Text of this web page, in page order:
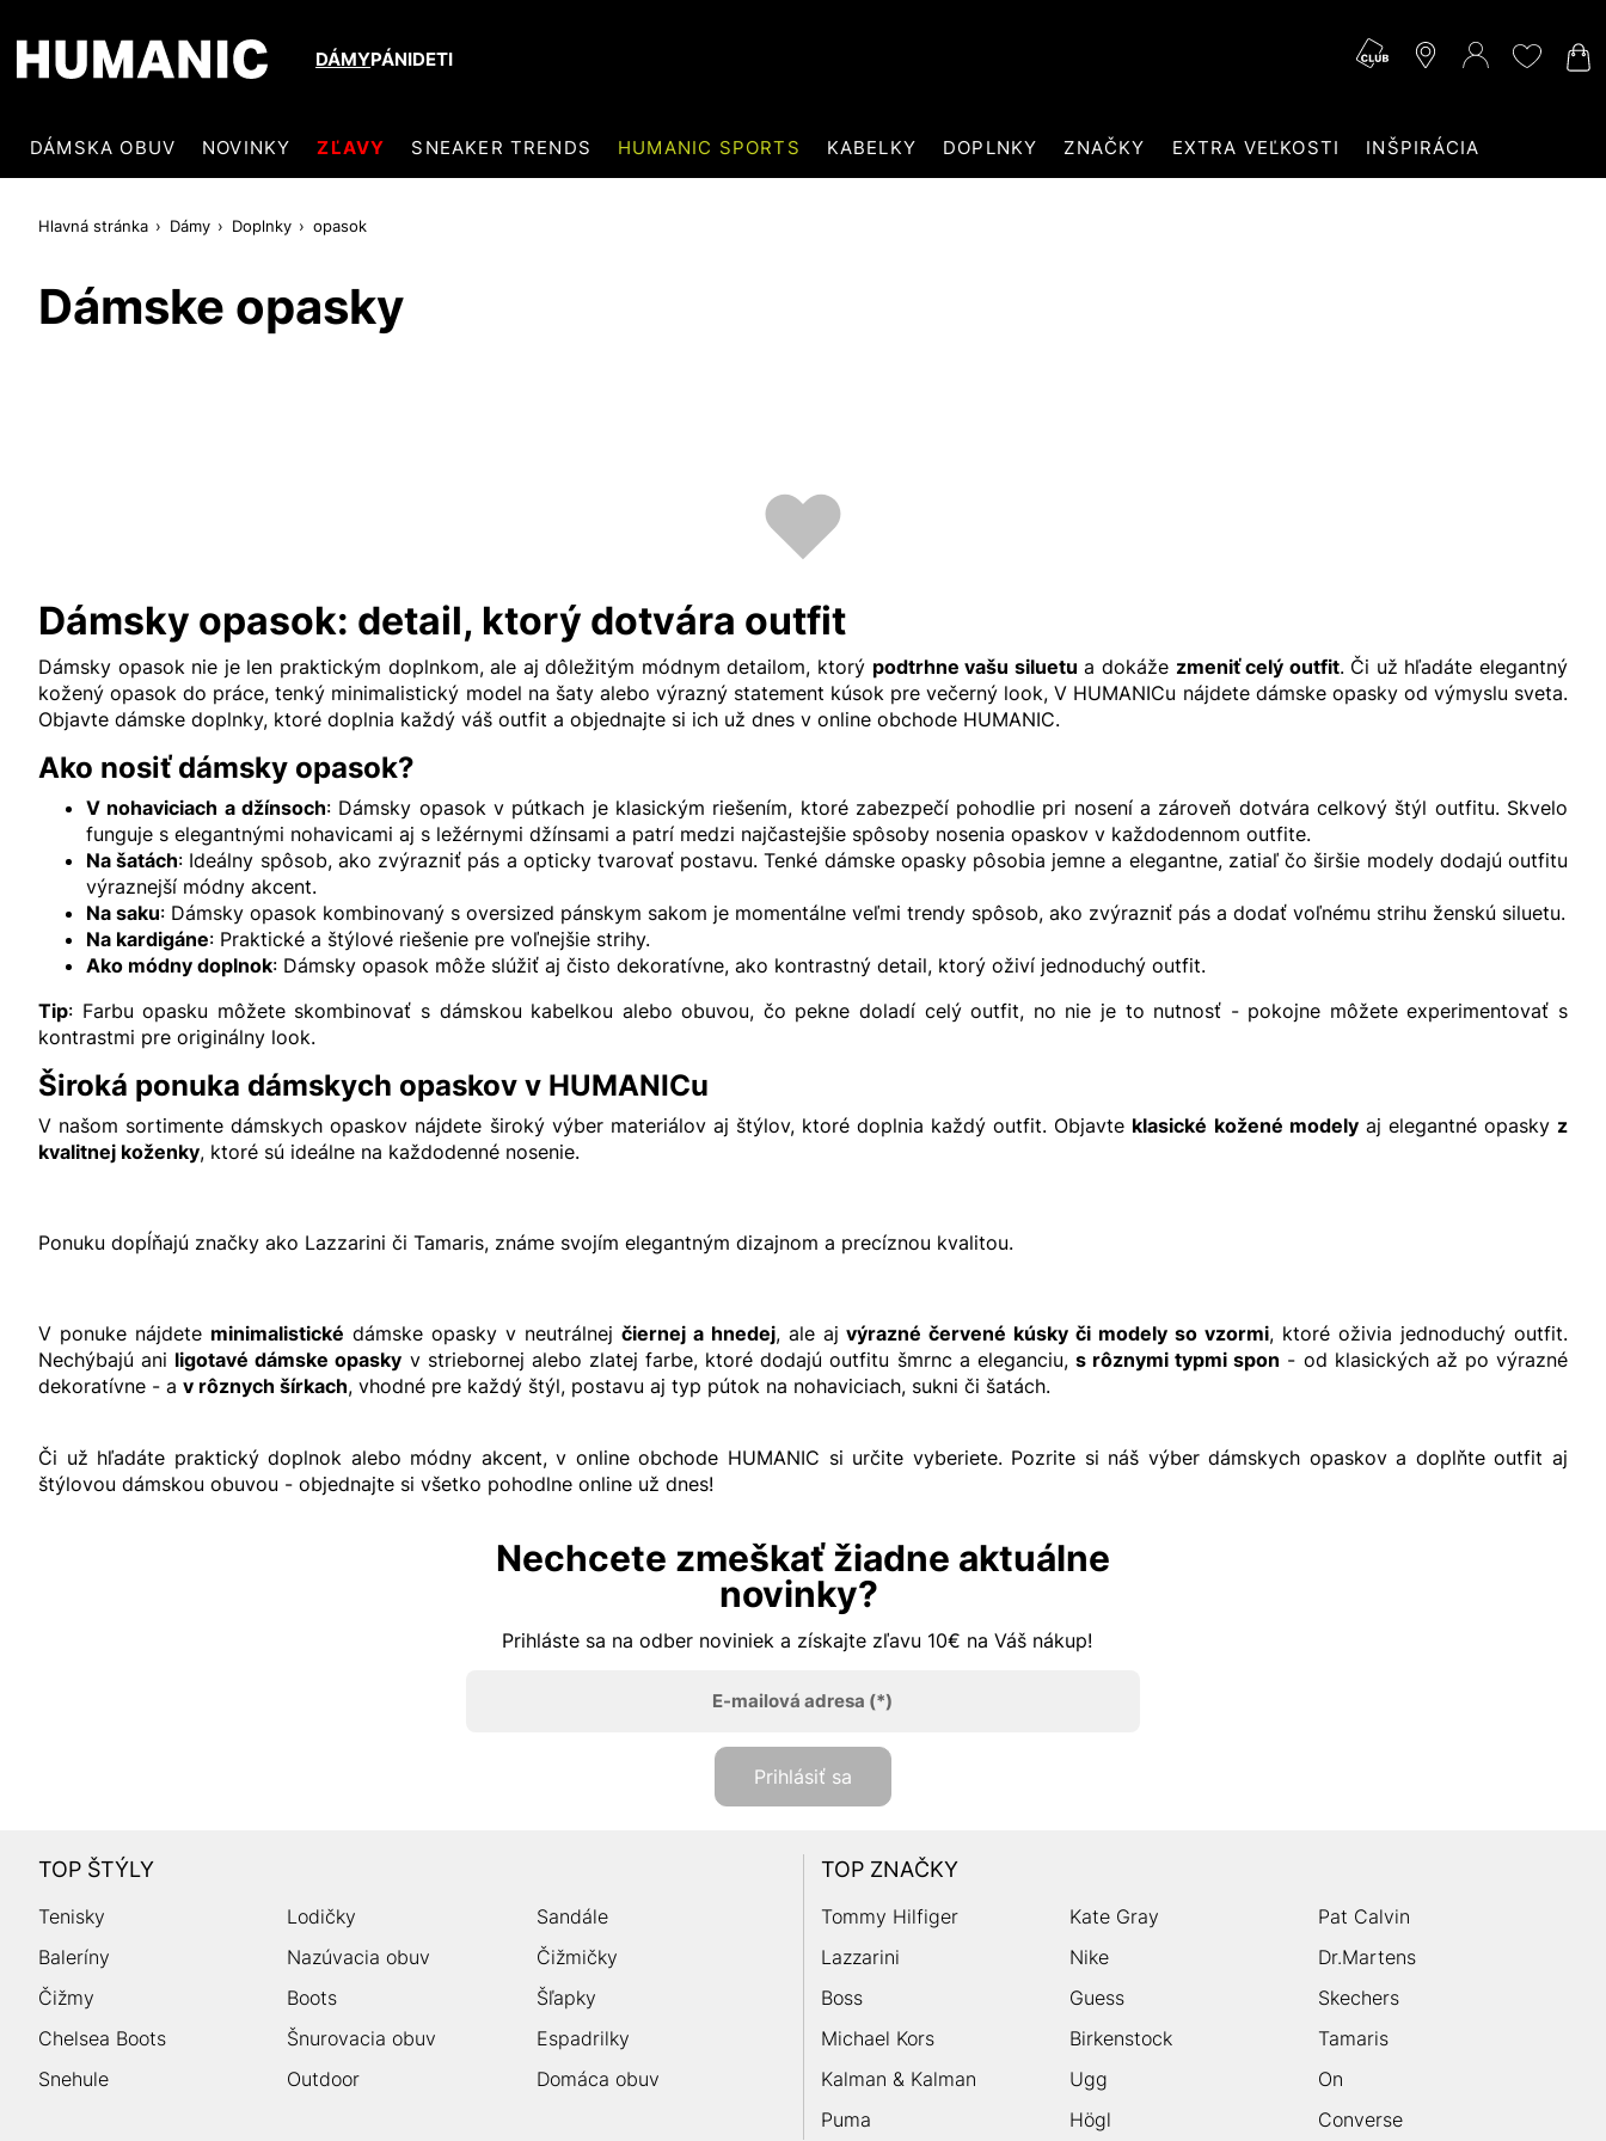
DÁMYPÁNIDETI
DÁMSKA OBUV NOVINKY ZĽAVY SNEAKER TRENDS HUMANIC SPORTS KABELKY DOPLNKY ZNAČKY EXTRA VEĽKOSTI INŠPIRÁCIA
Hlavná stránka Dámy Doplnky opasok
Dámske opasky
Dámsky opasok: detail, ktorý dotvára outfit
Dámsky opasok nie je len praktickým doplnkom, ale aj dôležitým módnym detailom, ktorý podtrhne vašu siluetu a dokáže zmeniť celý outfit. Či už hľadáte elegantný
kožený opasok do práce, tenký minimalistický model na šaty alebo výrazný statement kúsok pre večerný look, V HUMANICu nájdete dámske opasky od výmyslu sveta.
Objavte dámske doplnky, ktoré doplnia každý váš outfit a objednajte si ich už dnes v online obchode HUMANIC.
Ako nosiť dámsky opasok?
V nohaviciach a džínsoch: Dámsky opasok v pútkach je klasickým riešením, ktoré zabezpečí pohodlie pri nosení a zároveň dotvára celkový štýl outfitu. Skvelo
funguje s elegantnými nohavicami aj s ležérnymi džínsami a patrí medzi najčastejšie spôsoby nosenia opaskov v každodennom outfite.
Na šatách: Ideálny spôsob, ako zvýrazniť pás a opticky tvarovať postavu. Tenké dámske opasky pôsobia jemne a elegantne, zatiaľ čo širšie modely dodajú outfitu
výraznejší módny akcent.
Na saku: Dámsky opasok kombinovaný s oversized pánskym sakom je momentálne veľmi trendy spôsob, ako zvýrazniť pás a dodať voľnému strihu ženskú siluetu.
Na kardigáne: Praktické a štýlové riešenie pre voľnejšie strihy.
Ako módny doplnok: Dámsky opasok môže slúžiť aj čisto dekoratívne, ako kontrastný detail, ktorý oživí jednoduchý outfit.
Tip: Farbu opasku môžete skombinovať s dámskou kabelkou alebo obuvou, čo pekne doladí celý outfit, no nie je to nutnosť - pokojne môžete experimentovať s
kontrastmi pre originálny look.
Široká ponuka dámskych opaskov v HUMANICu
V našom sortimente dámskych opaskov nájdete široký výber materiálov aj štýlov, ktoré doplnia každý outfit. Objavte klasické kožené modelyaj elegantné opasky z
kvalitnej koženky, ktoré sú ideálne na každodenné nosenie.
Ponuku dopĺňajú značky ako Lazzarini či Tamaris, známe svojím elegantným dizajnom a precíznou kvalitou.
V ponuke nájdete minimalistické dámske opasky v neutrálnej čiernej a hnedej, ale ajvýrazné červené kúsky či modely so vzormi, ktoré oživia jednoduchý outfit.
Nechýbajú ani ligotavé dámske opasky v striebornej alebo zlatej farbe, ktoré dodajú outfitu šmrnc a eleganciu, s rôznymi typmi spon - od klasických až po výrazné
dekoratívne - a v rôznych šírkach, vhodné pre každý štýl, postavu aj typ pútok na nohaviciach, sukni či šatách.
Či už hľadáte praktický doplnok alebo módny akcent, v online obchode HUMANIC si určite vyberiete. Pozrite si náš výber dámskych opaskov a doplňte outfit aj
štýlovou dámskou obuvou - objednajte si všetko pohodlne online už dnes!
Nechcete zmeškať žiadne aktuálne
novinky?
Prihláste sa na odber noviniek a získajte zľavu 10€ na Váš nákup!
E-mailová adresa (*)
Prihlásiť sa
TOP ŠTÝLY
Tenisky Lodičky
Sandále
Baleríny
Nazúvacia obuv
Čižmičky
Čižmy
Boots
Šľapky
Chelsea Boots
Šnurovacia obuv
Espadrilky
Snehule
Outdoor Domáca obuv
TOP ZNAČKY
Tommy Hilfiger Kate Gray
Pat Calvin
Lazzarini
Nike
Dr.Martens
Boss
Guess
Skechers
Michael Kors
Birkenstock
Tamaris
Kalman & Kalman
Ugg
On
Puma
Högl Converse